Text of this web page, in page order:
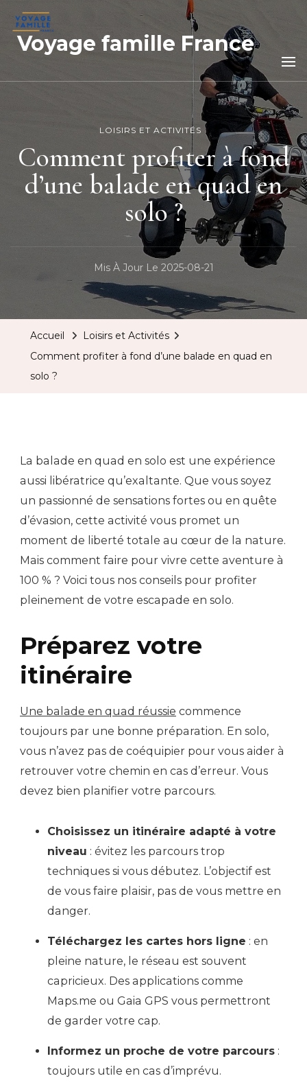
Voyage famille France
LOISIRS ET ACTIVITÉS
Comment profiter à fond
d’une balade en quad en
solo ?
Mis À Jour Le 2025-08-21
Accueil
Loisirs et Activités
Comment profiter à fond d’une balade en quad en
solo ?
La balade en quad en solo est une expérience
aussi libératrice qu’exaltante. Que vous soyez
un passionné de sensations fortes ou en quête
d’évasion, cette activité vous promet un
moment de liberté totale au cœur de la nature.
Mais comment faire pour vivre cette aventure à
100 % ? Voici tous nos conseils pour profiter
pleinement de votre escapade en solo.
Préparez votre
itinéraire
Une balade en quad réussie commence
toujours par une bonne préparation. En solo,
vous n’avez pas de coéquipier pour vous aider à
retrouver votre chemin en cas d’erreur. Vous
devez bien planifier votre parcours.
Choisissez un itinéraire adapté à votre
niveau : évitez les parcours trop
techniques si vous débutez. L’objectif est
de vous faire plaisir, pas de vous mettre en
danger.
Téléchargez les cartes hors ligne : en
pleine nature, le réseau est souvent
capricieux. Des applications comme
Maps.me ou Gaia GPS vous permettront
de garder votre cap.
Informez un proche de votre parcours :
toujours utile en cas d’imprévu.